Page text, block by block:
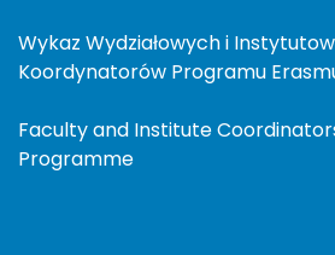
Wykaz Wydziałowych i
Koordynatorów Programu
Faculty and Institute
Programme